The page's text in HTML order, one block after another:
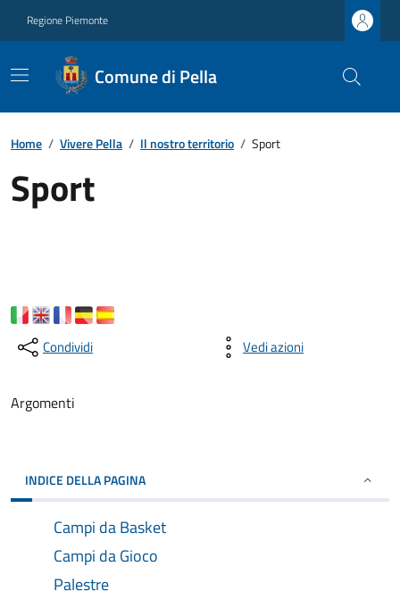
Regione Piemonte
Comune di Pella
Home / Vivere Pella / Il nostro territorio / Sport
Sport
Condividi Vedi azioni
Argomenti
INDICE DELLA PAGINA
Campi da Basket
Campi da Gioco
Palestre